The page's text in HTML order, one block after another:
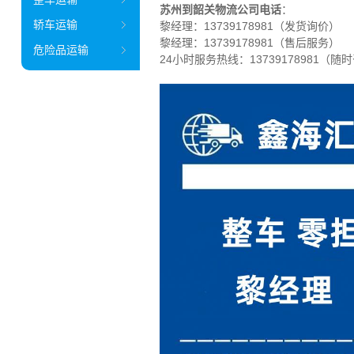
苏州到韶关物流公司电话：
黎经理： 13739178981（发货询价）
黎经理：13739178981（售后服务）
24小时服务热线：13739178981（随
轿车运输
危险品运输